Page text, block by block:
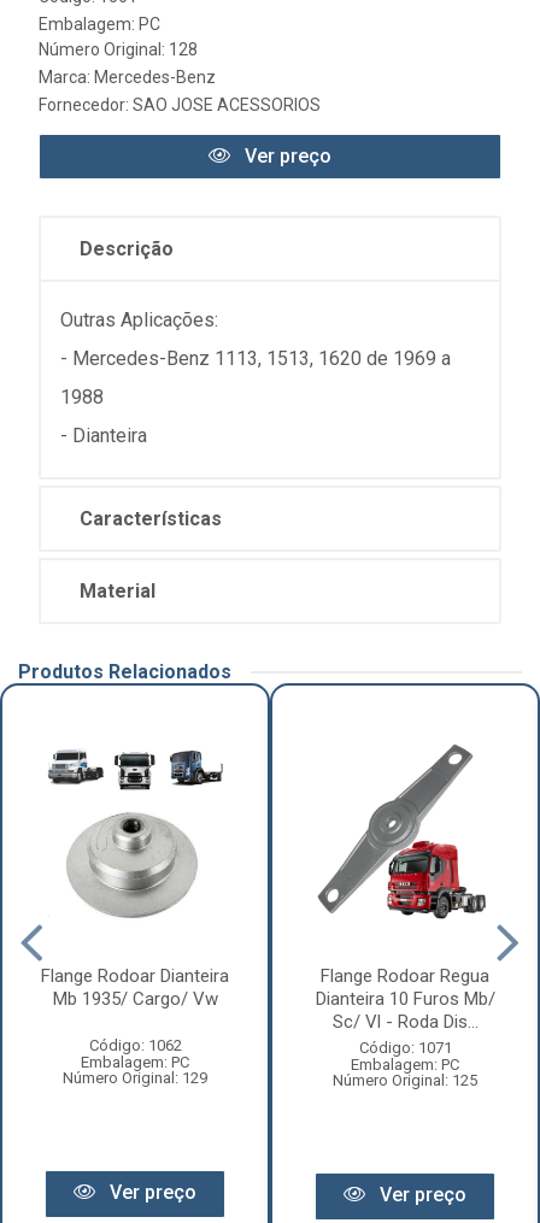
Embalagem: PC
Número Original: 128
Marca: Mercedes-Benz
Fornecedor: SAO JOSE ACESSORIOS
Ver preço
Descrição
Outras Aplicações:
- Mercedes-Benz 1113, 1513, 1620 de 1969 a
1988
- Dianteira
Características
Material
Produtos Relacionados
Flange Rodoar Dianteira
Mb 1935/ Cargo/ Vw
Código: 1062
Embalagem: PC
Número Original: 129
Ver preço
Flange Rodoar Regua
Dianteira 10 Furos Mb/
Sc/ Vl - Roda Dis...
Código: 1071
Embalagem: PC
Número Original: 125
Ver preço